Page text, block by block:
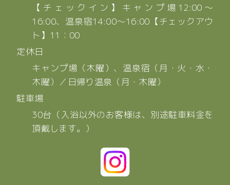
【チェックイン】キャンプ場12:00～
16:00、温泉宿14:00～16:00【チェックアウ
ト】11：00
定休日
キャンプ場（木曜）、温泉宿（月・火・水・
木曜）／日帰り温泉（月・木曜）
駐車場
30台（入浴以外のお客様は、別途駐車料金を
頂戴します。）